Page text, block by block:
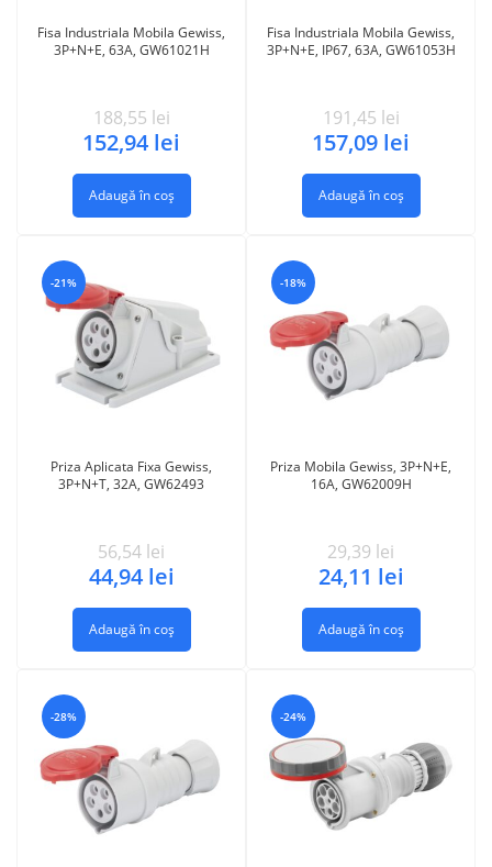
Fisa Industriala Mobila Gewiss,
3P+N+E, 63A, GW61021H
188,55 lei
152,94 lei
Adaugă în coș
Fisa Industriala Mobila Gewiss,
3P+N+E, IP67, 63A, GW61053H
191,45 lei
157,09 lei
Adaugă în coș
-21%
Priza Aplicata Fixa Gewiss,
3P+N+T, 32A, GW62493
56,54 lei
44,94 lei
Adaugă în coș
-18%
Priza Mobila Gewiss, 3P+N+E,
16A, GW62009H
29,39 lei
24,11 lei
Adaugă în coș
-28% -24%